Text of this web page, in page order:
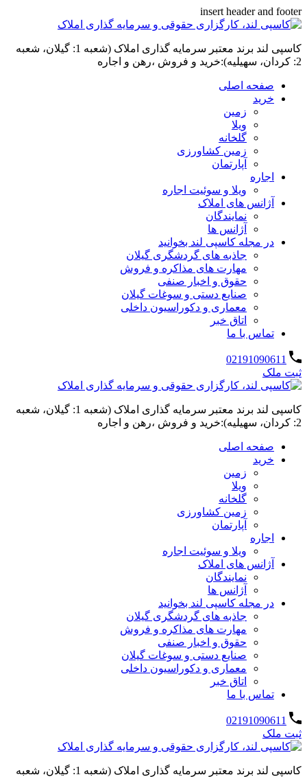
insert header and footer
کاسپی لند برند معتبر سرمایه گذاری املاک (شعبه 1: گیلان، شعبه
2: کردان، سهیلیه):خرید و فروش ،رهن و اجاره
صفحه اصلی
خرید
زمین
ویلا
گلخانه
زمین کشاورزی
آپارتمان
اجاره
ویلا و سوئیت اجاره
آژانس های املاک
نمایندگان
آژانس ها
در مجله کاسپی لند بخوانید
جاذبه های گردشگری گیلان
مهارت های مذاکره و فروش
حقوق و اخبار صنفی
صنایع دستی و سوغات گیلان
معماری و دکوراسیون داخلی
اتاق خبر
تماس با ما
02191090611
ثبت ملک
کاسپی لند برند معتبر سرمایه گذاری املاک (شعبه 1: گیلان، شعبه
2: کردان، سهیلیه):خرید و فروش ،رهن و اجاره
صفحه اصلی
خرید
زمین
ویلا
گلخانه
زمین کشاورزی
آپارتمان
اجاره
ویلا و سوئیت اجاره
آژانس های املاک
نمایندگان
آژانس ها
در مجله کاسپی لند بخوانید
جاذبه های گردشگری گیلان
مهارت های مذاکره و فروش
حقوق و اخبار صنفی
صنایع دستی و سوغات گیلان
معماری و دکوراسیون داخلی
اتاق خبر
تماس با ما
02191090611
ثبت ملک
کاسپی لند برند معتبر سرمایه گذاری املاک (شعبه 1: گیلان، شعبه